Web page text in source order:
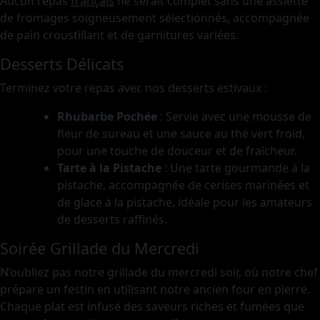
de fromages soigneusement sélectionnés, accompagnée
de pain croustillant et de garnitures variées.
Desserts Délicats
Terminez votre repas avec nos desserts estivaux :
Rhubarbe Pochée : Servie avec une mousse de
fleur de sureau et une sauce au thé vert froid,
pour une touche de douceur et de fraîcheur.
Tarte à la Pistache : Une tarte gourmande à la
pistache, accompagnée de cerises marinées et
de glace à la pistache, idéale pour les amateurs
de desserts raffinés.
Soirée Grillade du Mercredi
N’oubliez pas notre grillade du mercredi soir, où notre chef
prépare un festin en utilisant notre ancien four en pierre.
Chaque plat est infusé des saveurs riches et fumées que